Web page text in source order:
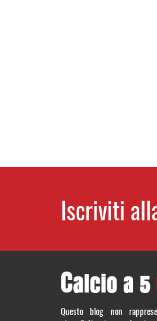
Iscriviti
Questo blog non